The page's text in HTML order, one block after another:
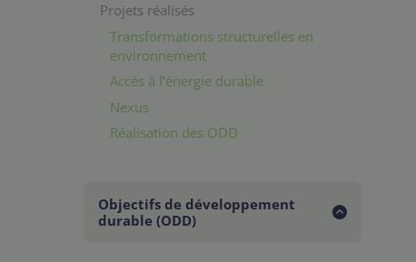
Projets réalisés
Transformations structurelles en
environnement
Accès à l’énergie durable
Nexus
Réalisation des ODD
Objectifs de développement
durable (ODD)